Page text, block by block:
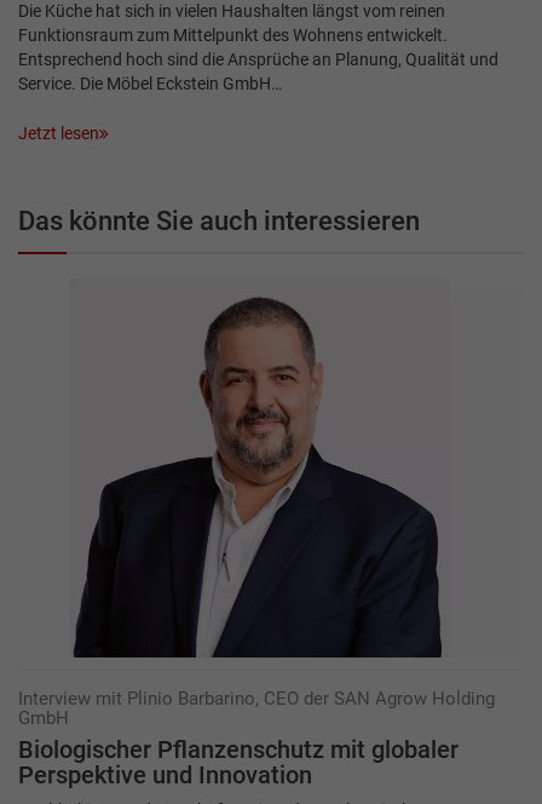
Die Küche hat sich in vielen Haushalten längst vom reinen
Funktionsraum zum Mittelpunkt des Wohnens entwickelt.
Entsprechend hoch sind die Ansprüche an Planung, Qualität und
Service. Die Möbel Eckstein GmbH…
Jetzt lesen
Das könnte Sie auch interessieren
Interview mit Plinio Barbarino, CEO der SAN Agrow Holding
GmbH
Biologischer Pflanzenschutz mit ­globaler
Perspektive und Innovation